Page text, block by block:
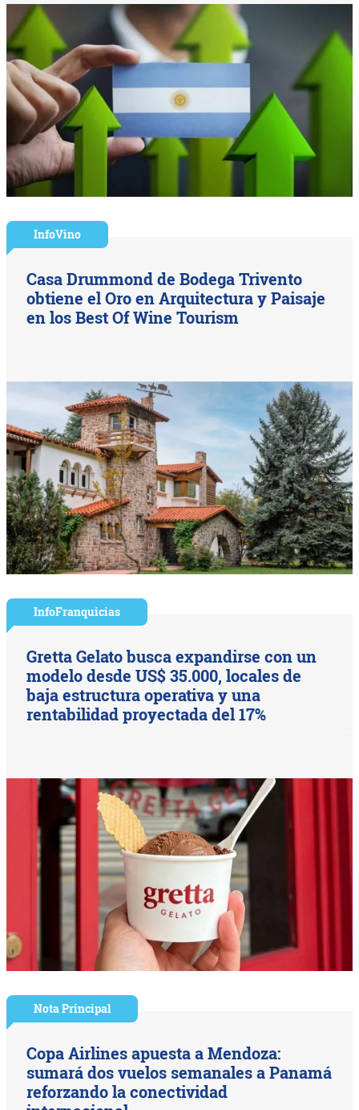
InfoVino
Casa Drummond de Bodega Trivento
obtiene el Oro en Arquitectura y Paisaje
en los Best Of Wine Tourism
InfoFranquicias
Gretta Gelato busca expandirse con un
modelo desde US$ 35.000, locales de
baja estructura operativa y una
rentabilidad proyectada del 17%
Nota Principal
Copa Airlines apuesta a Mendoza:
sumará dos vuelos semanales a Panamá
reforzando la conectividad